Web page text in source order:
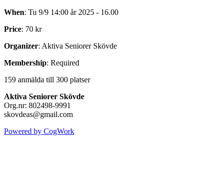
When: Tu 9/9 14:00 år 2025 - 16.00
Price: 70 kr
Organizer: Aktiva Seniorer Skövde
Membership: Required
159 anmälda till 300 platser
Aktiva Seniorer Skövde
Org.nr: 802498-9991
skovdeas@gmail.com
Powered by CogWork